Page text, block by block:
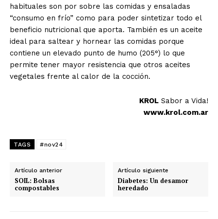
habituales son por sobre las comidas y ensaladas
“consumo en frío” como para poder sintetizar todo el
beneficio nutricional que aporta. También es un aceite
ideal para saltear y hornear las comidas porque
contiene un elevado punto de humo (205°) lo que
permite tener mayor resistencia que otros aceites
vegetales frente al calor de la cocción.
KROL Sabor a Vida!
www.krol.com.ar
TAGS #nov24
Artículo anterior
SOIL: Bolsas
compostables
Artículo siguiente
Diabetes: Un desamor
heredado